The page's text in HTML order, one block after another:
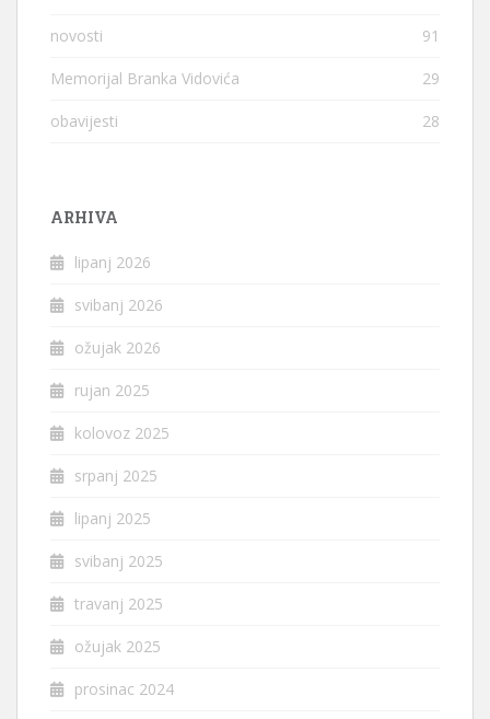
novosti 91
Memorijal Branka Vidovića 29
obavijesti 28
ARHIVA
lipanj 2026
svibanj 2026
ožujak 2026
rujan 2025
kolovoz 2025
srpanj 2025
lipanj 2025
svibanj 2025
travanj 2025
ožujak 2025
prosinac 2024